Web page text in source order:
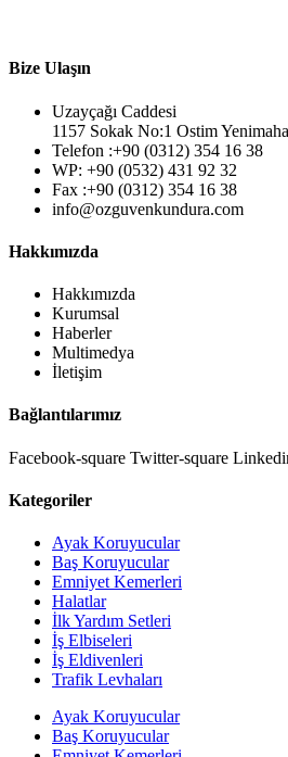
Bize Ulaşın
Uzayçağı Caddesi
1157 Sokak No:1 Ostim
Telefon :+90 (0312) 354 16 38
WP: +90 (0532) 431 92 32
Fax :+90 (0312) 354 16 38
info@ozguvenkundura.com
Hakkımızda
Hakkımızda
Kurumsal
Haberler
Multimedya
İletişim
Bağlantılarımız
Facebook-square Twitter-square
Kategoriler
Ayak Koruyucular
Baş Koruyucular
Emniyet Kemerleri
Halatlar
İlk Yardım Setleri
İş Elbiseleri
İş Eldivenleri
Trafik Levhaları
Ayak Koruyucular
Baş Koruyucular